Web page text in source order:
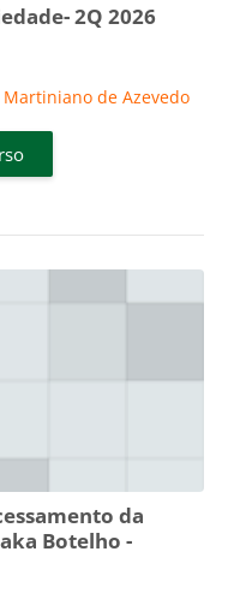
2Q 2026
de Azevedo
da
Botelho -